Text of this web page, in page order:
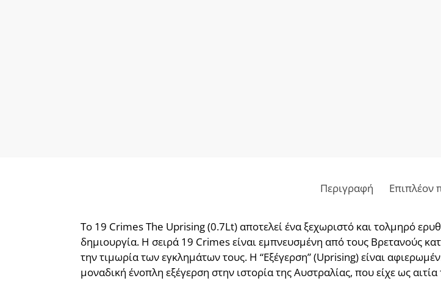
Περιγραφή Επιπλέον
Το 19 Crimes The Uprising (0.7Lt) αποτελεί ένα ξεχωριστό και τολμηρό
δημιουργία. Η σειρά 19 Crimes είναι εμπνευσμένη από τους Βρετανούς
την τιμωρία των εγκλημάτων τους. Η “Εξέγερση” (Uprising) είναι
μοναδική ένοπλη εξέγερση στην ιστορία της Αυστραλίας, που είχε ως